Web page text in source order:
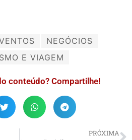
NEGÓCIOS
E VIAGEM
conteúdo? Compartilhe!
PRÓXIMA